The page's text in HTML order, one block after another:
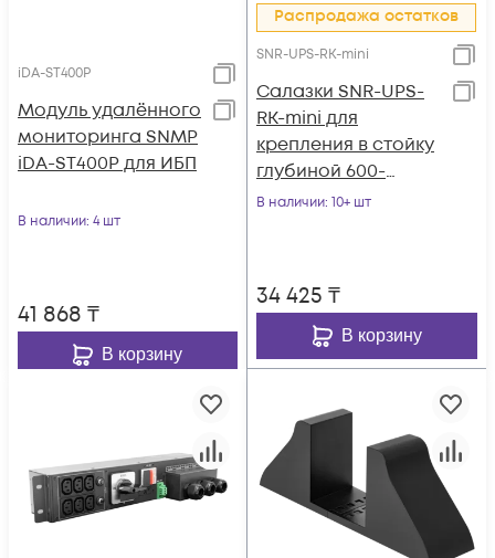
iDA-ST400P
Модуль удалённого
мониторинга SNMP
iDA-ST400P для ИБП
В наличии: 4 шт
41 868 ₸
В корзину
Распродажа остатков
SNR-UPS-RK-mini
Cалазки SNR-UPS-
RK-mini для
крепления в стойку
глубиной 600-
800мм, ИБП серии
В наличии: 10+ шт
34 425 ₸
В корзину